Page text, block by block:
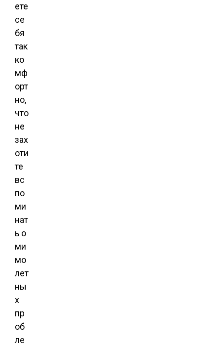
ете
се
бя
так
ко
мф
орт
но,
что
не
зах
оти
те
вс
по
ми
нат
ь о
ми
мо
лет
ны
х
пр
об
ле